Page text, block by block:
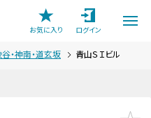
お気に入り
ログイン
・神南・道玄坂 青山ＳＩビル